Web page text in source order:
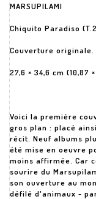
MARSUPILAMI
Chiquito Paradiso
Couverture originale.
27,6 × 34,6 cm (10,87
Voici la première
gros plan : placé
récit. Neuf albums
été mise en oeuvre
moins affirmée. Car
sourire du
son ouverture au
défilé d'animaux -